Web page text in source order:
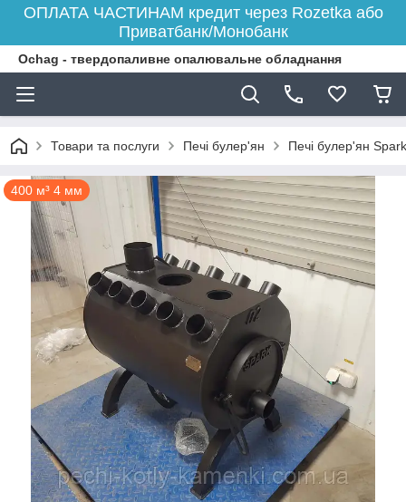
ОПЛАТА ЧАСТИНАМ кредит через Rozetka або
Приватбанк/Монобанк
Ochag - твердопаливне опалювальне обладнання
Товари та послуги Печі булер'ян Печі булер'ян
400 м³ 4 мм